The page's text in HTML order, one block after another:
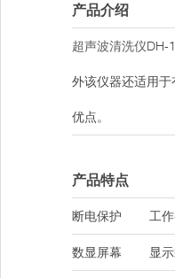
产品介绍
超声波清洗仪DH-
外该仪器还适用
优点。
产品特点
断电保护 工
数显屏幕 显